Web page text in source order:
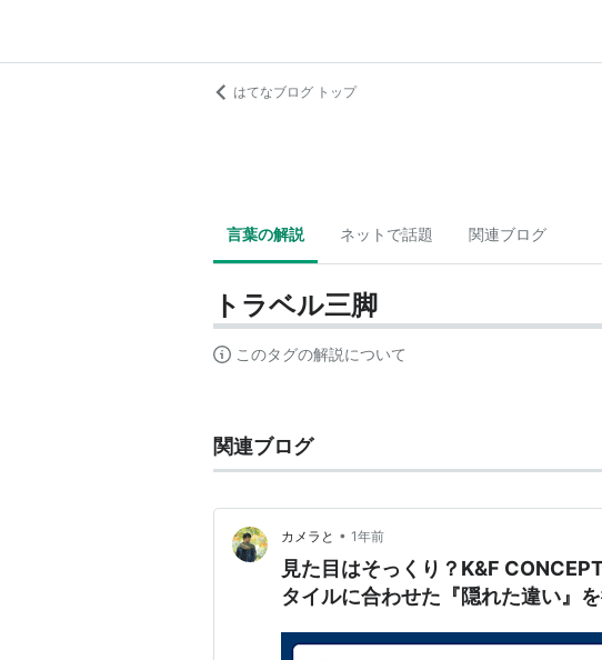
はてなブログ トップ
言葉の解説 ネットで話題 関連ブログ
トラベル三脚
このタグの解説について
関連ブログ
カメラと • 1年前
見た目はそっくり？K&F
タイルに合わせた『隠れた違い』